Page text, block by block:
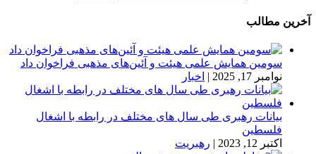
آخرین مطالب
سومین همایش علمی هیئت و آئین‌های مذهبی فراخوان داد
نوامبر 17, 2025
| اخبار
بیانات رهبری طی سال های مختلف در رابطه با اشغال
فلسطین
اکتبر 12, 2023
| رهبریت